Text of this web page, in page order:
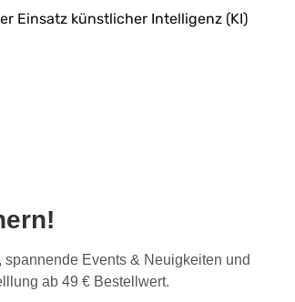
Einsatz künstlicher Intelligenz (KI)
Events & Neuigkeiten und
ab 49 € Bestellwert.